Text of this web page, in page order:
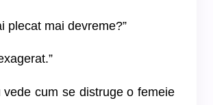
plecat mai devreme?”
vede cum se distruge o femeie